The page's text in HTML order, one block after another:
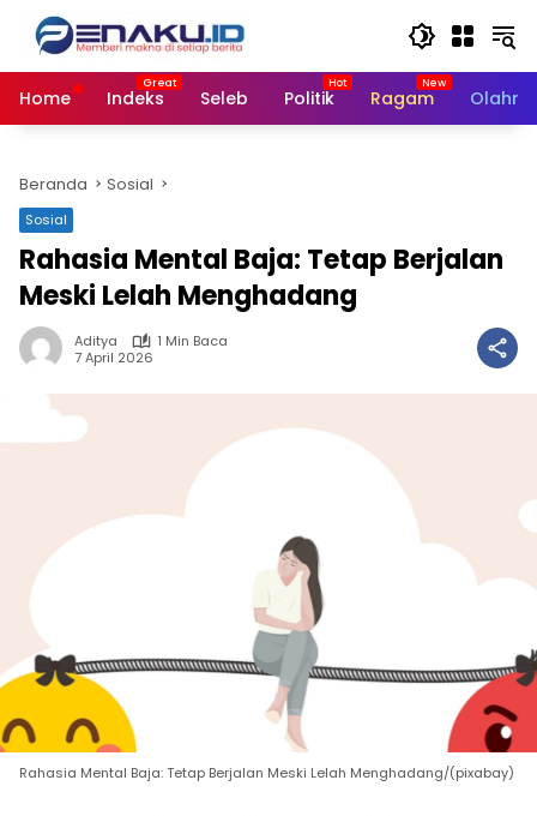
Langsung
konten
Home
Indeks Seleb Politik Ragam
Beranda Sosial
Sosial
Rahasia Mental Baja: Tetap Berjalan
Meski Lelah Menghadang
Aditya
1 Min Baca
7 April 2026
Rahasia Mental Baja: Tetap Berjalan Meski Lelah Menghadang/(pixabay)